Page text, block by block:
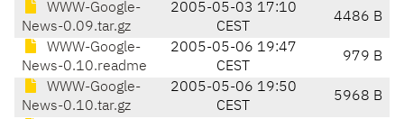
WWW-Google-
News-0.09.tar.gz
2005-05-03 17:10
CEST
4486 B
WWW-Google-
News-0.10.readme
2005-05-06 19:47
CEST
979 B
WWW-Google-
News-0.10.tar.gz
2005-05-06 19:50
CEST
5968 B